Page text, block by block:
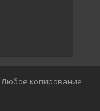
Любое копирование